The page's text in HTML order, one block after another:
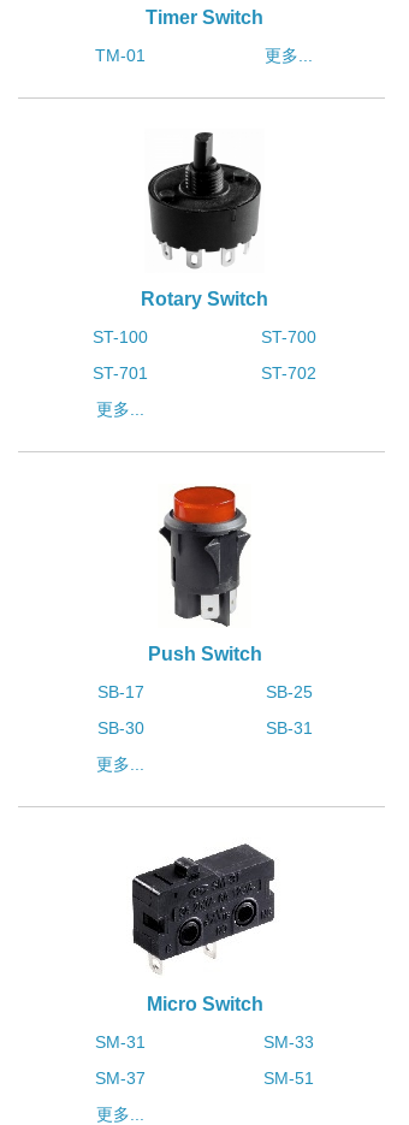
Timer Switch
TM-01 更多...
Rotary Switch
ST-100
ST-700
ST-701
ST-702
更多...
Push Switch
SB-17
SB-25
SB-30
SB-31
更多...
Micro Switch
SM-31
SM-33
SM-37
SM-51
更多...